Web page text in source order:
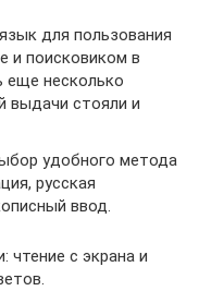
для пользования
и поисковиком в
еще несколько
выдачи стояли и
удобного метода
русская
ввод.
чтение с экрана и